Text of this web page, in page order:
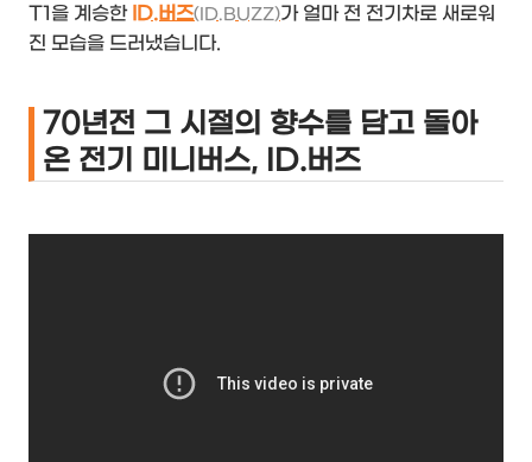
T1을 계승한 ID.버즈(ID.BUZZ)가 얼마 전 전기차로 새로워
진 모습을 드러냈습니다.
70년전 그 시절의 향수를 담고 돌아
온 전기 미니버스, ID.버즈